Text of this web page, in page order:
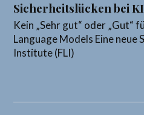
Sicherheitslücken bei
Kein „Sehr gut“ oder „Gut“
Language Models Eine neue
Institute (FLI)